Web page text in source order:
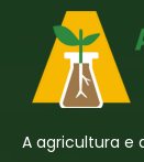
A agricultura e